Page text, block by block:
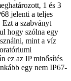
1 és 3
jelenti a teljes
a szabványt
hogy szólna egy
mint a víz
ez az IP minősítés
egy nem IP67-